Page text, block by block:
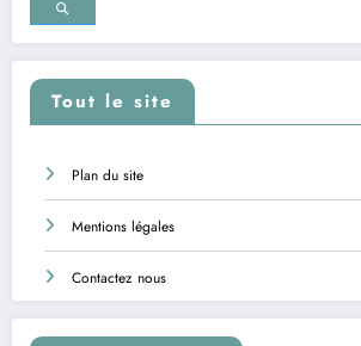
Tout le site
Plan du site
Mentions légales
Contactez nous